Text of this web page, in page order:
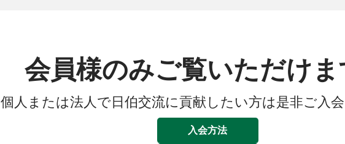
会員様のみご覧いただけ
個人または法人で日伯交流に貢献したい方は是非ご入
入会方法